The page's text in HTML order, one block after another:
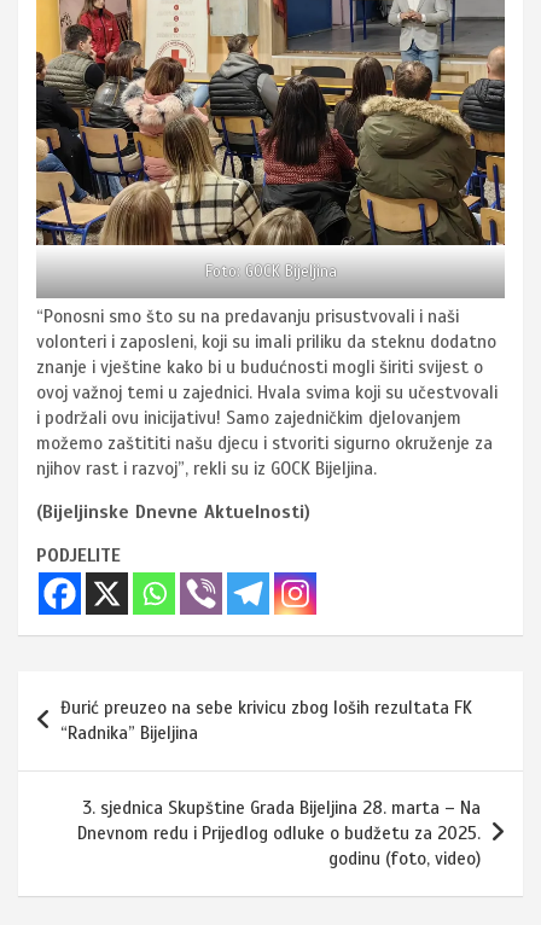
Foto: GOCK Bijeljina
“Ponosni smo što su na predavanju prisustvovali i naši
volonteri i zaposleni, koji su imali priliku da steknu dodatno
znanje i vještine kako bi u budućnosti mogli širiti svijest o
ovoj važnoj temi u zajednici. Hvala svima koji su učestvovali
i podržali ovu inicijativu! Samo zajedničkim djelovanjem
možemo zaštititi našu djecu i stvoriti sigurno okruženje za
njihov rast i razvoj”, rekli su iz GOCK Bijeljina.
(Bijeljinske Dnevne Aktuelnosti)
PODJELITE
članaka
Đurić preuzeo na sebe krivicu zbog loših rezultata FK
“Radnika” Bijeljina
3. sjednica Skupštine Grada Bijeljina 28. marta – Na
Dnevnom redu i Prijedlog odluke o budžetu za 2025.
godinu (foto, video)